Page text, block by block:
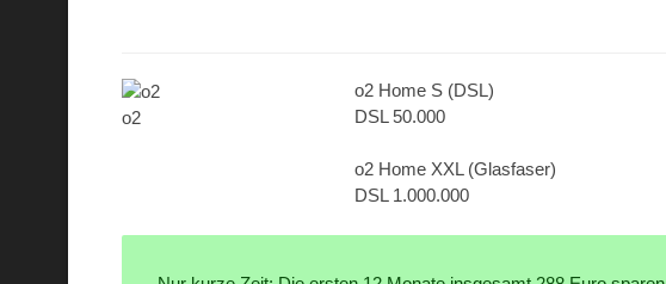
o2
o2 Home S (DSL)
DSL 50.000
o2 Home XXL (Glasfaser)
DSL 1.000.000